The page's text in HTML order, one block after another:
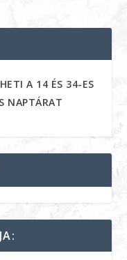
A 14 ÉS 34-ES
NAPTÁRAT